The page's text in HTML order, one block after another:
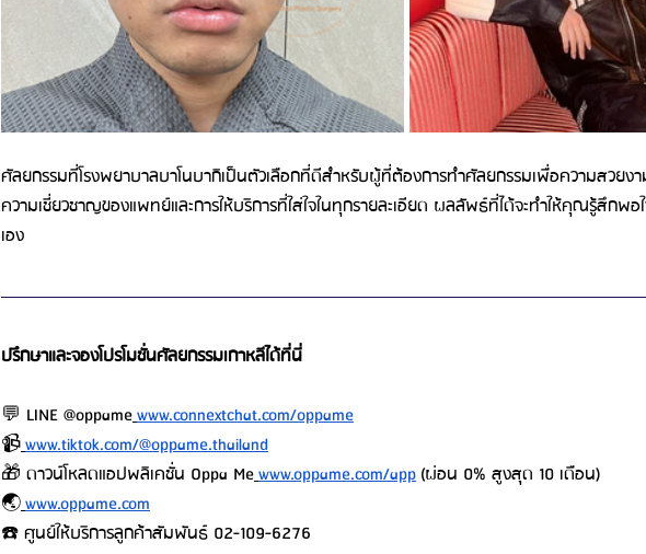
ศัลยกรรมที่โรงพยาบาลบาโนบากิเป็นตัวเลือกที่ดีสำหรับผู้ที่ต้องการทำศัลยกรรมเพื่อความสวยง
ความเชี่ยวชาญของแพทย์และการให้บริการที่ใส่ใจในทุกรายละเอียด ผลลัพธ์ที่ได้จะทำให้คุณรู้สึกพอ
เอง
ปรึกษาและจองโปรโมชั่นศัลยกรรมเกาหลีได้ที่นี่
💬 LINE @oppamewww.connextchat.com/oppame
📹www.tiktok.com/@oppame.thailand
🎁 ดาวน์โหลดแอปพลิเคชั่น Oppa Mewww.oppame.com/app (ผ่อน 0% สูงสุด 10 เดือน)
🌏www.oppame.com
☎️ ศูนย์ให้บริการลูกค้าสัมพันธ์ 02-109-6276